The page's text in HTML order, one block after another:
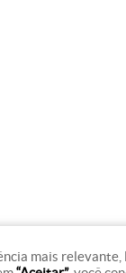
mais relevante,